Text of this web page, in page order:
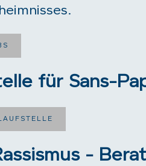
für Sans-
-